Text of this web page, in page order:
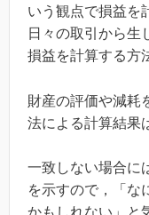
いう観点で損益を
日々の取引から生
損益を計算する方
財産の評価や減耗
法による計算結果
一致しない場合に
を示すので，「な